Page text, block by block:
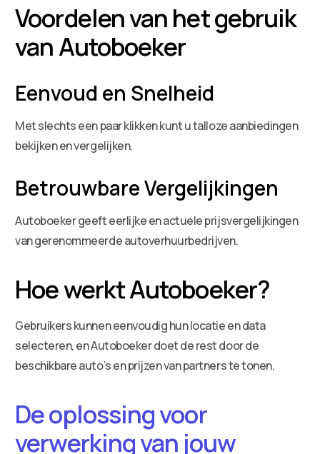
Voordelen van het gebruik
van Autoboeker
Eenvoud en Snelheid
Met slechts een paar klikken kunt u talloze aanbiedingen
bekijken en vergelijken.
Betrouwbare Vergelijkingen
Autoboeker geeft eerlijke en actuele prijsvergelijkingen
van gerenommeerde autoverhuurbedrijven.
Hoe werkt Autoboeker?
Gebruikers kunnen eenvoudig hun locatie en data
selecteren, en Autoboeker doet de rest door de
beschikbare auto’s en prijzen van partners te tonen.
De oplossing voor
verwerking van jouw